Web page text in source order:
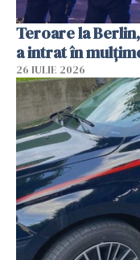
Teroare la
a intrat în
26 IULIE 2026